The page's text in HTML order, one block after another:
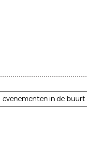
evenementen in de buurt